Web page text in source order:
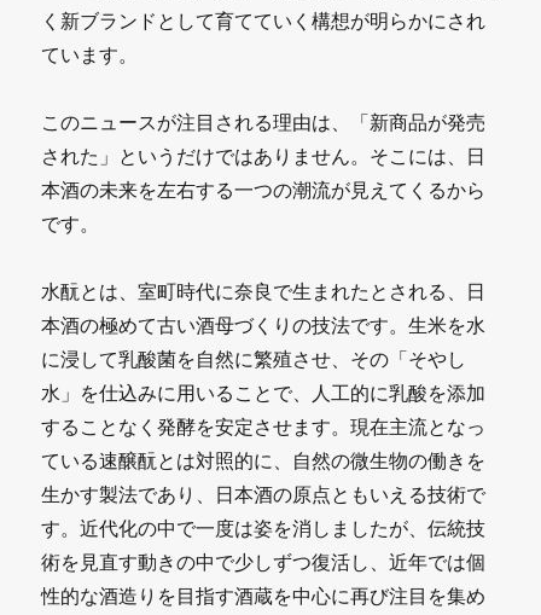
く新ブランドとして育てていく構想が明らかにされ
ています。
このニュースが注目される理由は、「新商品が発売
された」というだけではありません。そこには、日
本酒の未来を左右する一つの潮流が見えてくるから
です。
水酛とは、室町時代に奈良で生まれたとされる、日
本酒の極めて古い酒母づくりの技法です。生米を水
に浸して乳酸菌を自然に繁殖させ、その「そやし
水」を仕込みに用いることで、人工的に乳酸を添加
することなく発酵を安定させます。現在主流となっ
ている速醸酛とは対照的に、自然の微生物の働きを
生かす製法であり、日本酒の原点ともいえる技術で
す。近代化の中で一度は姿を消しましたが、伝統技
術を見直す動きの中で少しずつ復活し、近年では個
性的な酒造りを目指す酒蔵を中心に再び注目を集め